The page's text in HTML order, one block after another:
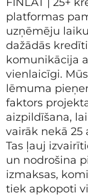
platformas
uzņēmēju
dažādās
komunikācija
vienlaicīgi.
lēmuma
faktors
aizpildīšana,
vairāk nekā 25
Tas ļauj
un nodrošina
izmaksas,
tiek apkopoti